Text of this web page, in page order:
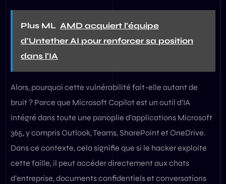
Plus ML AMD acquiert l'équipe
d'Untether AI pour renforcer sa position
dans l'IA
Alors, pourquoi cette vulnérabilité fait-elle autant de
bruit ? Parce que Microsoft Copilot est un outil d’IA
intégré dans toute une panoplie d’applications Microsoft
365, y compris Outlook, Teams, SharePoint et OneDrive.
Dans ce contexte, cela signifie que si le hacker exploite
cette faille, il peut accéder directement aux chats
d’entreprise, documents confidentiels et conversations